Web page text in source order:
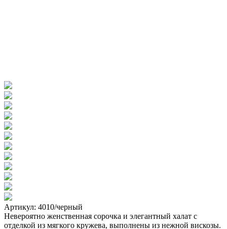
Артикул: 4010/черный
Невероятно женственная сорочка и элегантный халат с
отделкой из мягкого кружева, выполнены из нежной вискозы.